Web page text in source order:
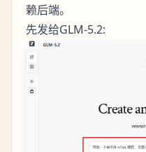
赖后端。
先发给GLM-5.2: